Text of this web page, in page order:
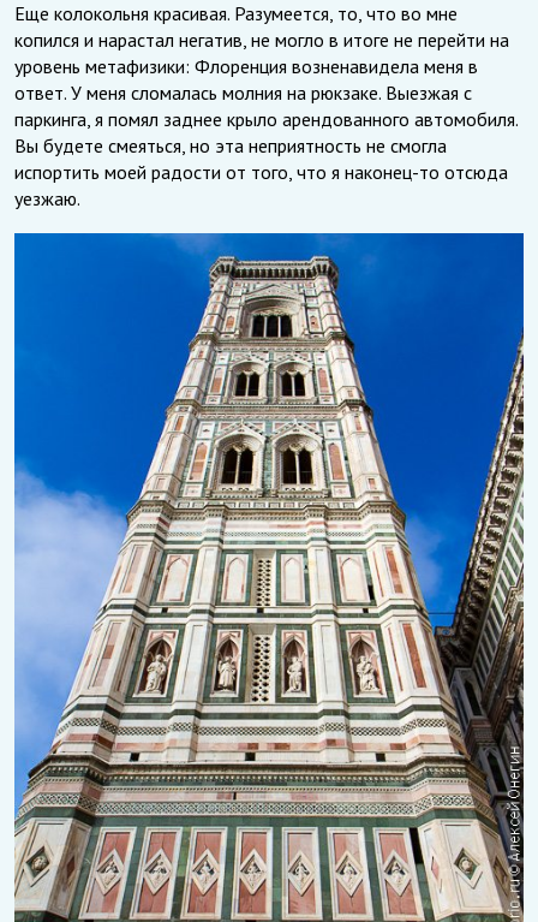
Еще колокольня красивая. Разумеется, то, что во мне
копился и нарастал негатив, не могло в итоге не перейти на
уровень метафизики: Флоренция возненавидела меня в
ответ. У меня сломалась молния на рюкзаке. Выезжая с
паркинга, я помял заднее крыло арендованного автомобиля.
Вы будете смеяться, но эта неприятность не смогла
испортить моей радости от того, что я наконец-то отсюда
уезжаю.